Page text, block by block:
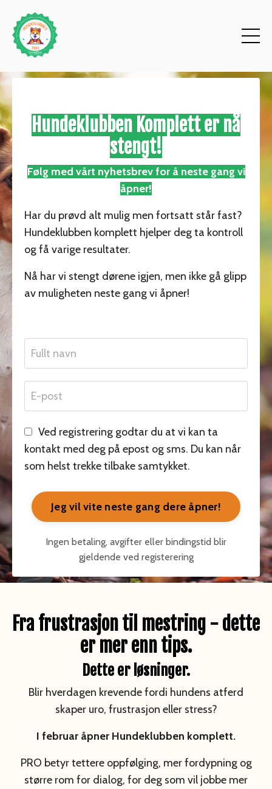
Hundeklubben Komplett er nå
stengt!
Følg med vårt nyhetsbrev for å neste gang vi
åpner!
Har du prøvd alt mulig men fortsatt står fast?
Hundeklubben komplett hjelper deg ta kontroll
og få varige resultater.
Nå har vi stengt dørene igjen, men ikke gå glipp
av muligheten neste gang vi åpner!
Ved registrering godtar du at vi kan ta
kontakt med deg på epost og sms. Du kan når
som helst trekke tilbake samtykket.
Jeg vil vite neste gang dere åpner!
Ingen betaling, avgifter eller bindingstid blir
gjeldende ved registerering
Fra frustrasjon til mestring - dette
er mer enn tips.
Dette er løsninger.
Blir hverdagen krevende fordi hundens atferd
skaper uro, frustrasjon eller stress?
I februar åpner Hundeklubben komplett.
PRO betyr tettere oppfølging, mer fordypning og
større rom for dialog, for deg som vil jobbe mer